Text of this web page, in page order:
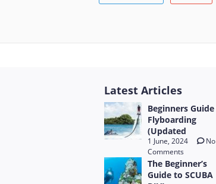
Latest Articles
Beginners
Flyboarding
(Updated
1 June, 2024
No
Comments
The Beginner’s
Guide to SCUBA